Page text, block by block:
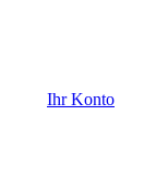
Ihr Konto